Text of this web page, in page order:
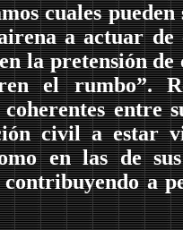
cuales
a actuar de
la pretensión
el rumbo”.
entre
civil a estar
en las de
a